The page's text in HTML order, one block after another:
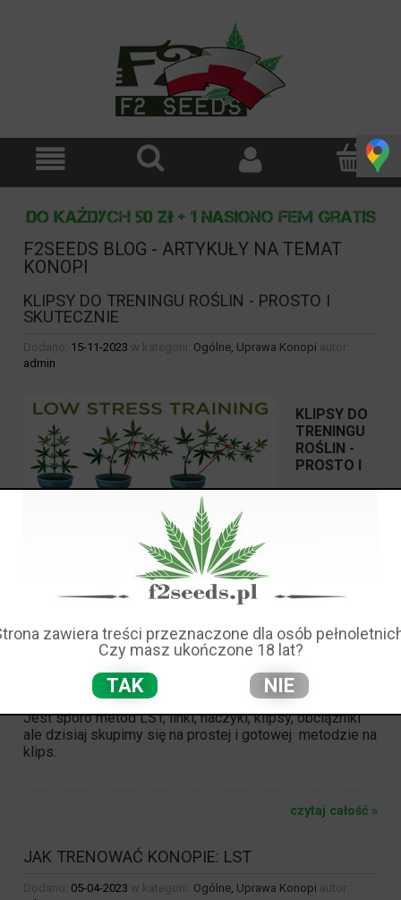
F2SEEDS BLOG - ARTYKUŁY NA TEMAT
KONOPI
KLIPSY DO TRENINGU ROŚLIN - PROSTO I
SKUTECZNIE
Dodano: 15-11-2023 w kategorii: Ogólne, Uprawa Konopi autor:
admin
KLIPSY DO
TRENINGU
ROŚLIN -
PROSTO I
Trening roślin to prosta i skuteczna metoda zwiększenia
główny top ale całe ich morze.
czyli LOW STRESS TRAINING to nic innego jak
sposób aby powstały większe przestrzenie między
Jest sporo metod LST, linki, haczyki, klipsy, obciążniki
ale dzisiaj skupimy się na prostej i gotowej metodzie na
klips.
czytaj całość »
JAK TRENOWAĆ KONOPIE: LST
Dodano: 05-04-2023 w kategorii: Ogólne Uprawa Konopi autor:
zawiera treści przeznaczone dla osób
Czy masz ukończone 18 lat?
TAK NIE